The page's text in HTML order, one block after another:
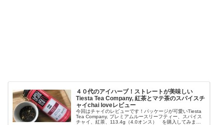
４０代のアイハーブ！ストレートが美味しい
Tiesta Tea Company, 紅茶とマテ茶のスパイスチ
ャイchai loveレビュー
今回はチャイのレビューです！パッケージが可愛いTiesta
Tea Company, プレミアムルースリーフティー、スパイス
チャイ、紅茶、113.4g（4.0オンス） を購入してみまし